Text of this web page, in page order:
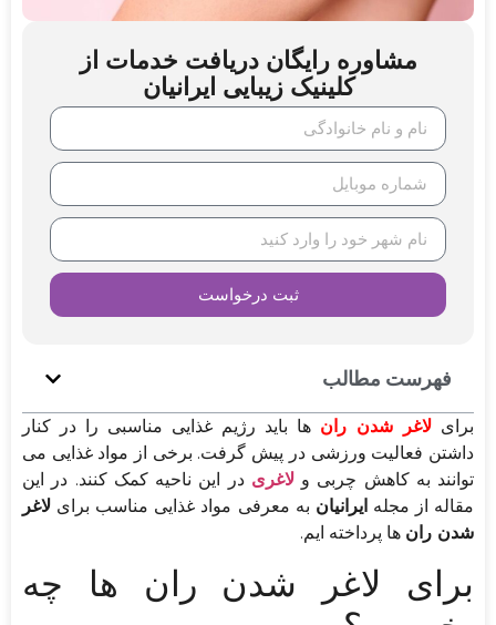
مشاوره رایگان دریافت خدمات از
کلینیک زیبایی ایرانیان
ثبت درخواست
فهرست مطالب
برای لاغر شدن ران‌ ها باید رژیم غذایی مناسبی را در کنار
داشتن فعالیت ورزشی در پیش گرفت. برخی از مواد غذایی می‌
توانند به کاهش چربی ولاغری در این ناحیه کمک کنند. در این
مقاله از مجله ایرانیان به معرفی مواد غذایی مناسب برای لاغر
شدن ران ها پرداخته ایم.
برای لاغر شدن ران ها چه